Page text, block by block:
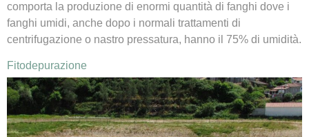
comporta la produzione di enormi quantità di fanghi dove i
fanghi umidi, anche dopo i normali trattamenti di
centrifugazione o nastro pressatura, hanno il 75% di umidità.
Fitodepurazione